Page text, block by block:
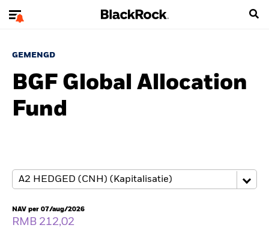
GEMENGD
BGF Global Allocation
Fund
NAV per 07/aug/2026
RMB 212,02